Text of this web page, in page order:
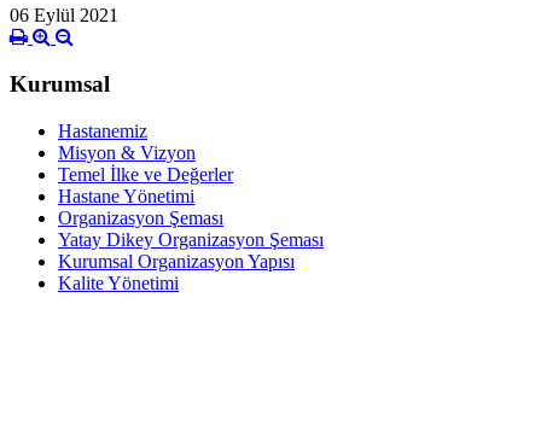
06 Eylül 2021
Kurumsal
Hastanemiz
Misyon & Vizyon
Temel İlke ve Değerler
Hastane Yönetimi
Organizasyon Şeması
Yatay Dikey Organizasyon Şeması
Kurumsal Organizasyon Yapısı
Kalite Yönetimi